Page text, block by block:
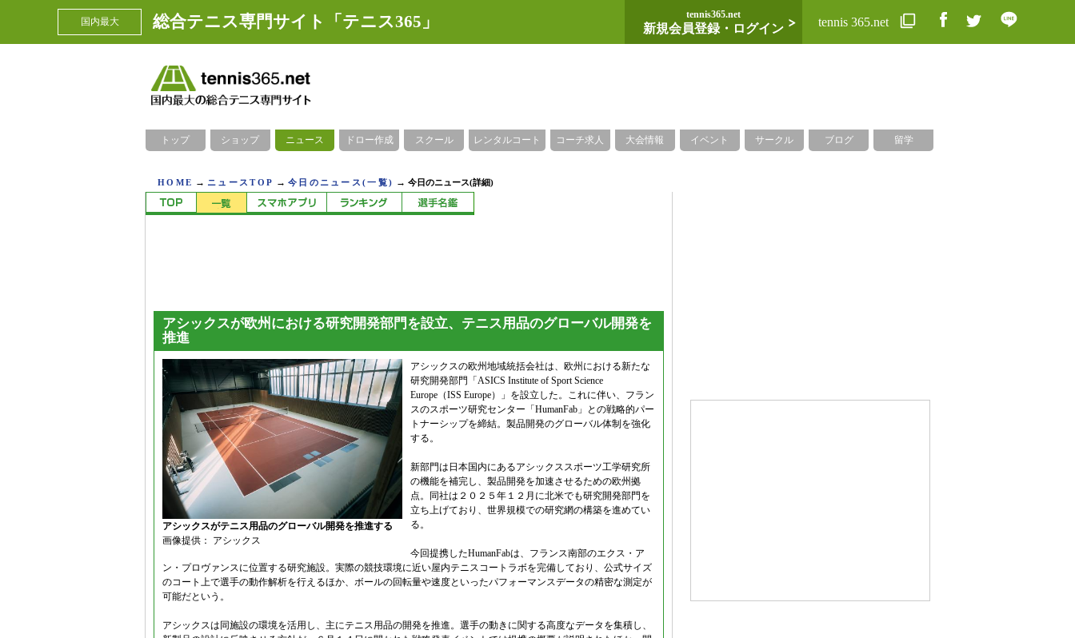
国内最大 総合テニス専門サイト「テニス365」 tennis365.net
新規会員登録・ログイン tennis 365.net
トップ ショップ ニュース ドロー作成 スクール レンタルコート コーチ求人 大会情報 イベント サークル ブログ 留学
HOME → ニュースTOP →今日のニュース(一覧) →今日のニュース(詳細)
アシックスが欧州における研究開発部門を設立、テニス用品のグローバル開発を
推進
アシックスがテニス用品のグローバル開発を推進する
画像提供： アシックス
アシックスの欧州地域統括会社は、欧州における新たな
研究開発部門「ASICS Institute of Sport Science
Europe（ISS Europe）」を設立した。これに伴い、フラン
スのスポーツ研究センター「HumanFab」との戦略的パー
トナーシップを締結。製品開発のグローバル体制を強化
する。
新部門は日本国内にあるアシックススポーツ工学研究所
の機能を補完し、製品開発を加速させるための欧州拠
点。同社は２０２５年１２月に北米でも研究開発部門を
立ち上げており、世界規模での研究網の構築を進めてい
る。
今回提携したHumanFabは、フランス南部のエクス・ア
ン・プロヴァンスに位置する研究施設。実際の競技環境に近い屋内テニスコートラボを完備しており、公式サイズ
のコート上で選手の動作解析を行えるほか、ボールの回転量や速度といったパフォーマンスデータの精密な測定が
可能だという。
アシックスは同施設の環境を活用し、主にテニス用品の開発を推進。選手の動きに関する高度なデータを集積し、